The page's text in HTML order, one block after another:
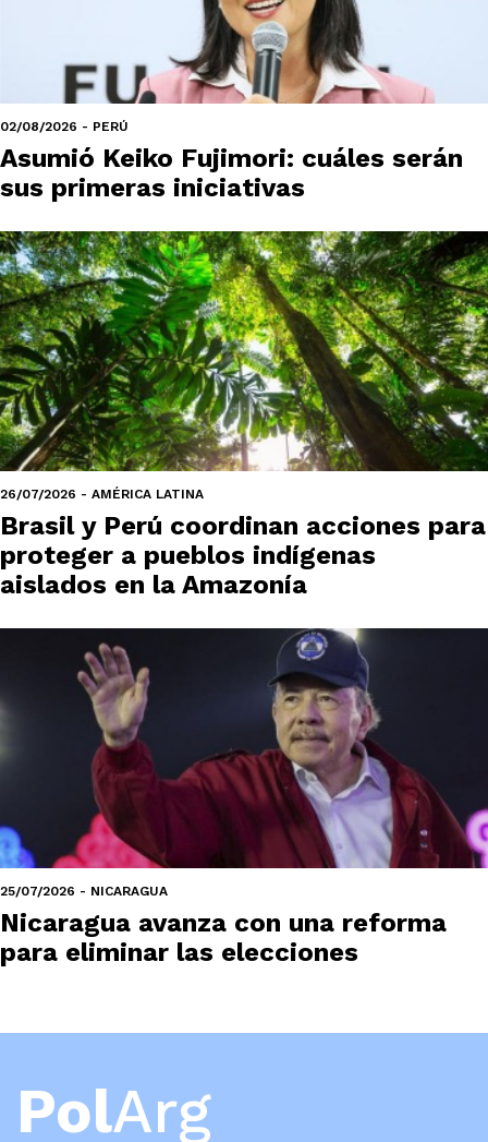
02/08/2026 - PERÚ
Asumió Keiko Fujimori: cuáles serán
sus primeras iniciativas
26/07/2026 - AMÉRICA LATINA
Brasil y Perú coordinan acciones para
proteger a pueblos indígenas
aislados en la Amazonía
25/07/2026 - NICARAGUA
Nicaragua avanza con una reforma
para eliminar las elecciones
PolArg